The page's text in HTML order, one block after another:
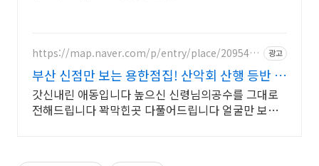
https://map.naver.com/p/entry/place/2095432
광고
부산 신점만 보는 용한점집! 산악회 산행 등반 정
상등정
갓신내린 애동입니다 높으신 신령님의공수를 그대로
전해드립니다 꽉막힌곳 다풀어드립니다 얼굴만 보면